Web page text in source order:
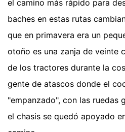
el camino más rápido para
baches en estas rutas
que en primavera era un
otoño es una zanja de veinte
de los tractores durante la
gente de atascos donde el
"empanzado", con las ruedas
el chasis se quedó apoyado